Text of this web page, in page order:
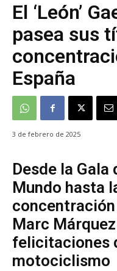
El ‘León’
pasea sus
España
3 de febrero de 2025
Desde la Gala
Mundo hasta
Marc
felicitaciones
motociclismo